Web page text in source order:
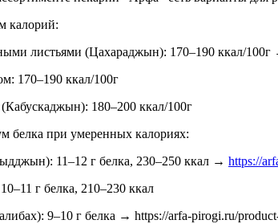
калорий:
листьями (Цахараджын): 170–190 ккал/100г
170–190 ккал/100г
180–200 ккал/100г
белка при умеренных калориях:
11–12 г белка, 230–250 ккал → https://
г белка, 210–230 ккал
9–10 г белка → https://arfa-pirogi.ru/